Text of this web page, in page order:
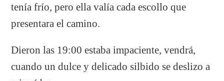
tenía frío, pero ella valía cada escollo que
presentara el camino.
Dieron las 19:00 estaba impaciente, vendrá,
cuando un dulce y delicado silbido se deslizo a